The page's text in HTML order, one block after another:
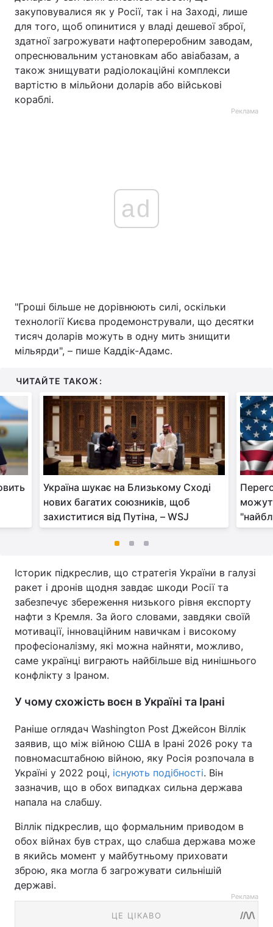
закуповувалися як у Росії, так і на Заході, лише
для того, щоб опинитися у владі дешевої зброї,
здатної загрожувати нафтопереробним заводам,
опреснювальним установкам або авіабазам, а
також знищувати радіолокаційні комплекси
вартістю в мільйони доларів або військові
кораблі.
Реклама
ad
"Гроші більше не дорівнюють силі, оскільки
технології Києва продемонстрували, що десятки
тисяч доларів можуть в одну мить знищити
мільярди", – пише Каддік-Адамс.
ЧИТАЙТЕ ТАКОЖ:
Україна шукає на Близькому Сході
нових багатих союзників, щоб
захиститися від Путіна, – WSJ
Історик підкреслив, що стратегія України в галузі
ракет і дронів щодня завдає шкоди Росії та
забезпечує збереження низького рівня експорту
нафти з Кремля. За його словами, завдяки своїй
мотивації, інноваційним навичкам і високому
професіоналізму, які можна найняти, можливо,
саме українці виграють найбільше від нинішнього
конфлікту з Іраном.
У чому схожість воєн в Україні та Ірані
Раніше оглядач Washington Post Джейсон Віллік
заявив, що між війною США в Ірані 2026 року та
повномасштабною війною, яку Росія розпочала в
Україні у 2022 році, існують подібності. Він
зазначив, що в обох випадках сильна держава
напала на слабшу.
Віллік підкреслив, що формальним приводом в
обох війнах був страх, що слабша держава може
в якийсь момент у майбутньому приховати
зброю, яка могла б загрожувати сильнішій
державі.
Реклама